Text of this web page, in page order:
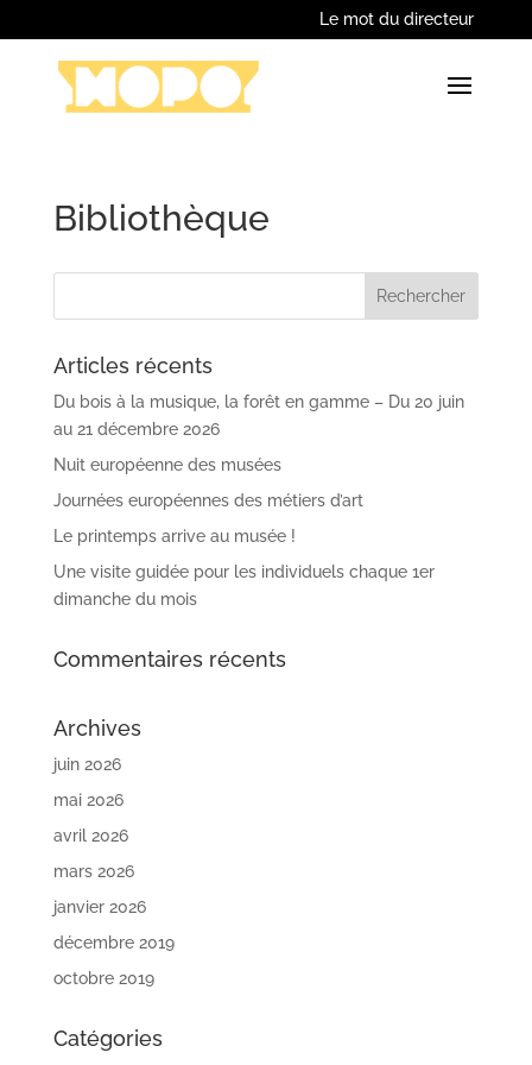
Le mot du directeur
Bibliothèque
Articles récents
Du bois à la musique, la forêt en gamme – Du 20 juin
au 21 décembre 2026
Nuit européenne des musées
Journées européennes des métiers d’art
Le printemps arrive au musée !
Une visite guidée pour les individuels chaque 1er
dimanche du mois
Commentaires récents
Archives
juin 2026
mai 2026
avril 2026
mars 2026
janvier 2026
décembre 2019
octobre 2019
Catégories